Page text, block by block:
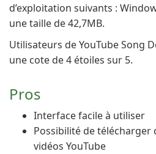
d’exploitation suivants :
une taille de 42,7MB.
Utilisateurs de YouTube Song
une cote de 4 étoiles sur 5.
Pros
Interface facile à utiliser
Possibilité de télécharger
vidéos YouTube